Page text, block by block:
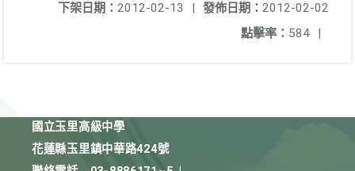
發佈日期： 2012-02-02
下架日期： 2012-02-13
|
點擊率： 584 |
國立玉里高級中學
花蓮縣玉里鎮中華路424號